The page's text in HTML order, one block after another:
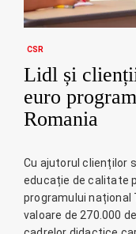
CSR
Lidl și
euro
Romania
Cu ajutorul clienților
educație de calitate
programului național
valoare de 270.000